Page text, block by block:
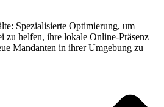
Spezialisierte Optimierung, um
zu helfen, ihre lokale Online-Präsenz
Mandanten in ihrer Umgebung zu